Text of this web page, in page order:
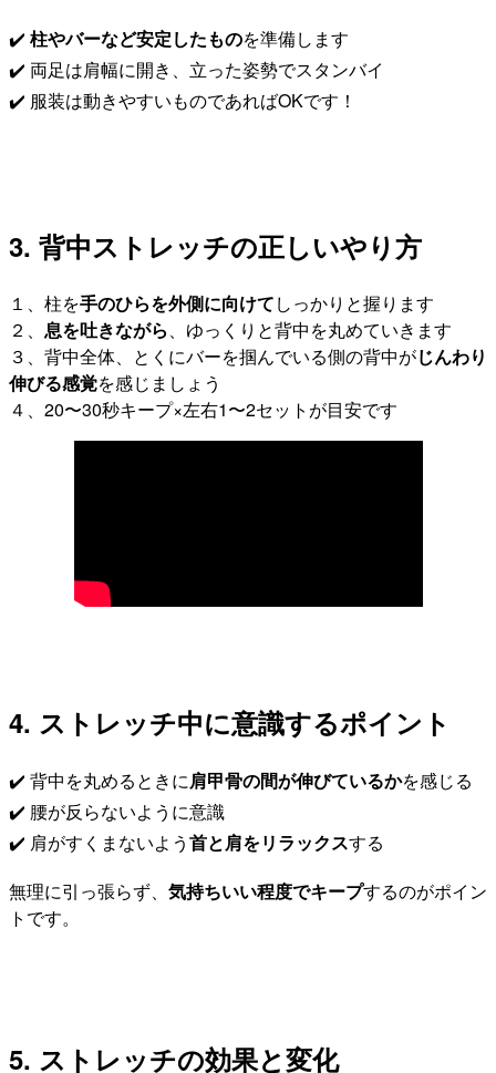
✔️ 柱やバーなど安定したものを準備します
✔️ 両足は肩幅に開き、立った姿勢でスタンバイ
✔️ 服装は動きやすいものであればOKです！
3. 背中ストレッチの正しいやり方
１、柱を手のひらを外側に向けてしっかりと握ります
２、 息を吐きながら、ゆっくりと背中を丸めていきます
３、背中全体、とくにバーを掴んでいる側の背中がじんわり
伸びる感覚を感じましょう
４、20〜30秒キープ×左右1〜2セットが目安です
4. ストレッチ中に意識するポイント
✔️ 背中を丸めるときに肩甲骨の間が伸びているかを感じる
✔️ 腰が反らないように意識
✔️ 肩がすくまないよう首と肩をリラックスする
無理に引っ張らず、 気持ちいい程度でキープするのがポイン
トです。
5. ストレッチの効果と変化